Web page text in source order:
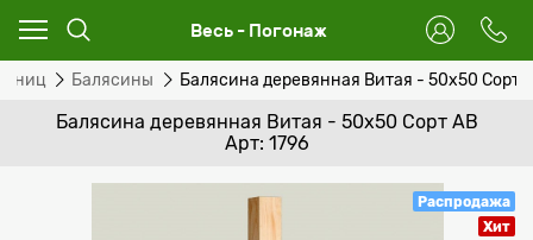
Весь - Погонаж
Балясины Балясина деревянная Витая - 50x50 Сорт
Балясина деревянная Витая - 50x50 Сорт AB
Арт: 1796
Распродажа
Хит